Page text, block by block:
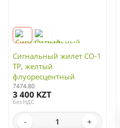
Сигнальный жилет СО-1
ТР, желтый
флуоресцентный
7474.80
3 400 KZT
без НДС
- +